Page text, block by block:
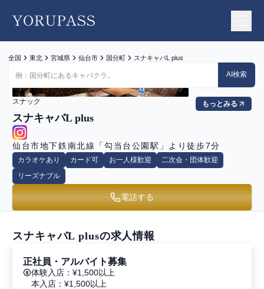
YORUPASS
全国 東北 宮城県 仙台市 国分町 スナキャバL plus
AI検索
スナック もっとみる
スナキャバL plus
仙台市地下鉄南北線「勾当台公園駅」より徒歩7分
カラオケあり カード可 お一人様歓迎
二次会・団体歓迎
リーズナブル
電話する
スナキャバL plusの求人情報
正社員・アルバイト募集
体験入店：¥1,500以上
本入店：¥1,500以上